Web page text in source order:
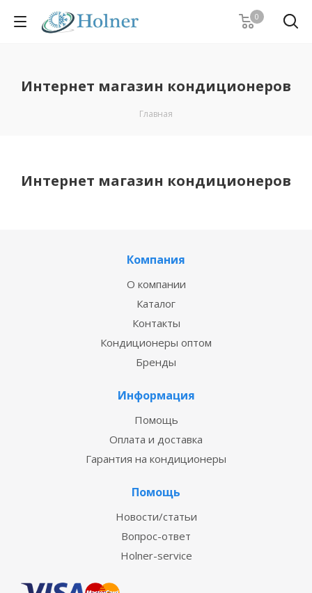
0
Интернет магазин кондиционеров
Главная
Интернет магазин кондиционеров
Компания
О компании
Каталог
Контакты
Кондиционеры оптом
Бренды
Информация
Помощь
Оплата и доставка
Гарантия на кондиционеры
Помощь
Новости/статьи
Вопрос-ответ
Holner-service